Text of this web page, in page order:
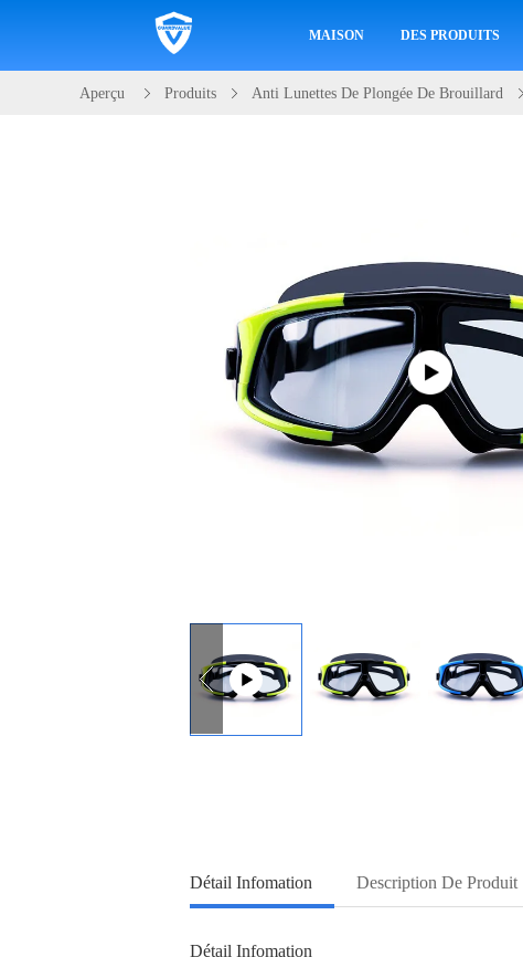
MAISON DES PRODUITS
Aperçu Produits Anti Lunettes De Plongée De Brouillard
Détail Infomation Description De Produit
Détail Infomation